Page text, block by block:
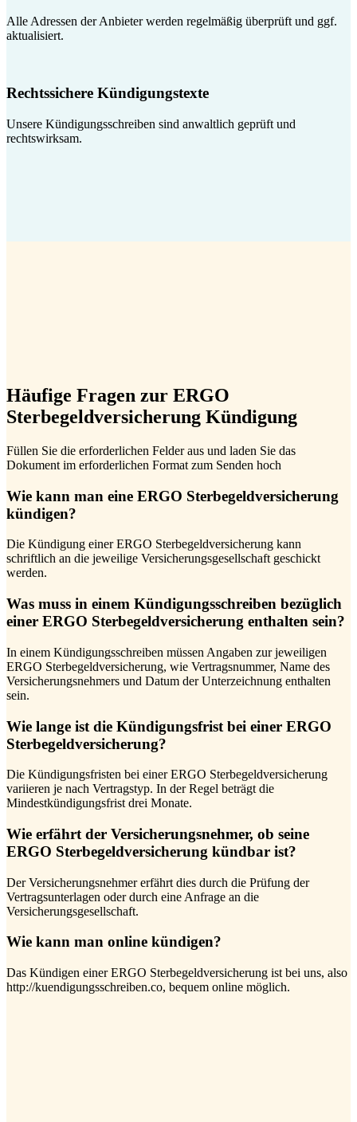
Alle Adressen der Anbieter werden regelmäßig überprüft und ggf.
aktualisiert.
Rechtssichere Kündigungstexte
Unsere Kündigungsschreiben sind anwaltlich geprüft und
rechtswirksam.
Häufige Fragen zur ERGO
Sterbegeldversicherung Kündigung
Füllen Sie die erforderlichen Felder aus und laden Sie das
Dokument im erforderlichen Format zum Senden hoch
Wie kann man eine ERGO Sterbegeldversicherung
kündigen?
Die Kündigung einer ERGO Sterbegeldversicherung kann
schriftlich an die jeweilige Versicherungsgesellschaft geschickt
werden.
Was muss in einem Kündigungsschreiben bezüglich
einer ERGO Sterbegeldversicherung enthalten sein?
In einem Kündigungsschreiben müssen Angaben zur jeweiligen
ERGO Sterbegeldversicherung, wie Vertragsnummer, Name des
Versicherungsnehmers und Datum der Unterzeichnung enthalten
sein.
Wie lange ist die Kündigungsfrist bei einer ERGO
Sterbegeldversicherung?
Die Kündigungsfristen bei einer ERGO Sterbegeldversicherung
variieren je nach Vertragstyp. In der Regel beträgt die
Mindestkündigungsfrist drei Monate.
Wie erfährt der Versicherungsnehmer, ob seine
ERGO Sterbegeldversicherung kündbar ist?
Der Versicherungsnehmer erfährt dies durch die Prüfung der
Vertragsunterlagen oder durch eine Anfrage an die
Versicherungsgesellschaft.
Wie kann man online kündigen?
Das Kündigen einer ERGO Sterbegeldversicherung ist bei uns, also
http://kuendigungsschreiben.co, bequem online möglich.